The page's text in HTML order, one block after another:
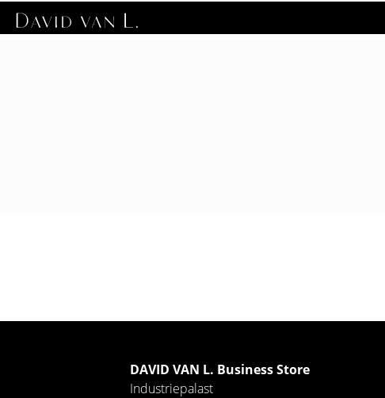
DAVID VAN L. Business Store
Industriepalast